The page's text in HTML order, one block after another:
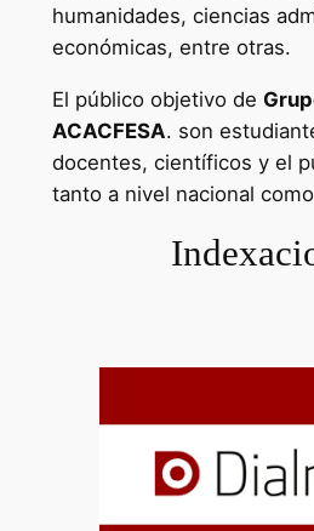
humanidades, ciencias
económicas, entre otras.
El público objetivo de
ACACFESA. son
docentes, científicos y el
tanto a nivel nacional